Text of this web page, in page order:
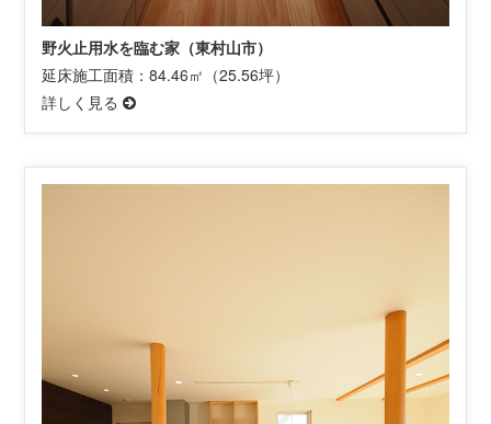
野火止用水を臨む家（東村山市）
延床施工面積：84.46㎡（25.56坪）
詳しく見る